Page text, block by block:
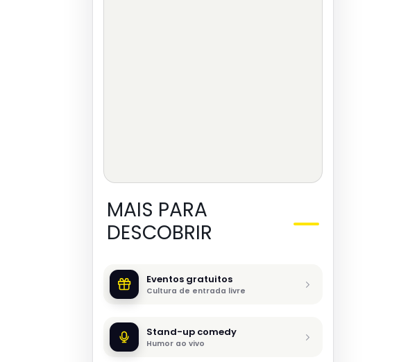
MAIS PARA
DESCOBRIR
Eventos gratuitos
Cultura de entrada livre
Stand-up comedy
Humor ao vivo